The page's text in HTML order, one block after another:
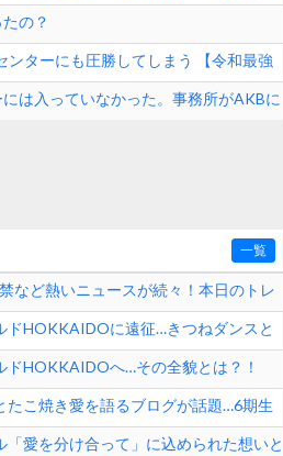
の？
ターにも圧勝してしまう 【令和最強
は入っていなかった。事務所がAKBに
一覧
など熱いニュースが続々！本日のトレ
ドHOKKAIDOに遠征…きつねダンスと
ドHOKKAIDOへ…その全貌とは？！
たこ焼き愛を語るブログが話題…6期生
「愛を分け合って」に込められた想いと